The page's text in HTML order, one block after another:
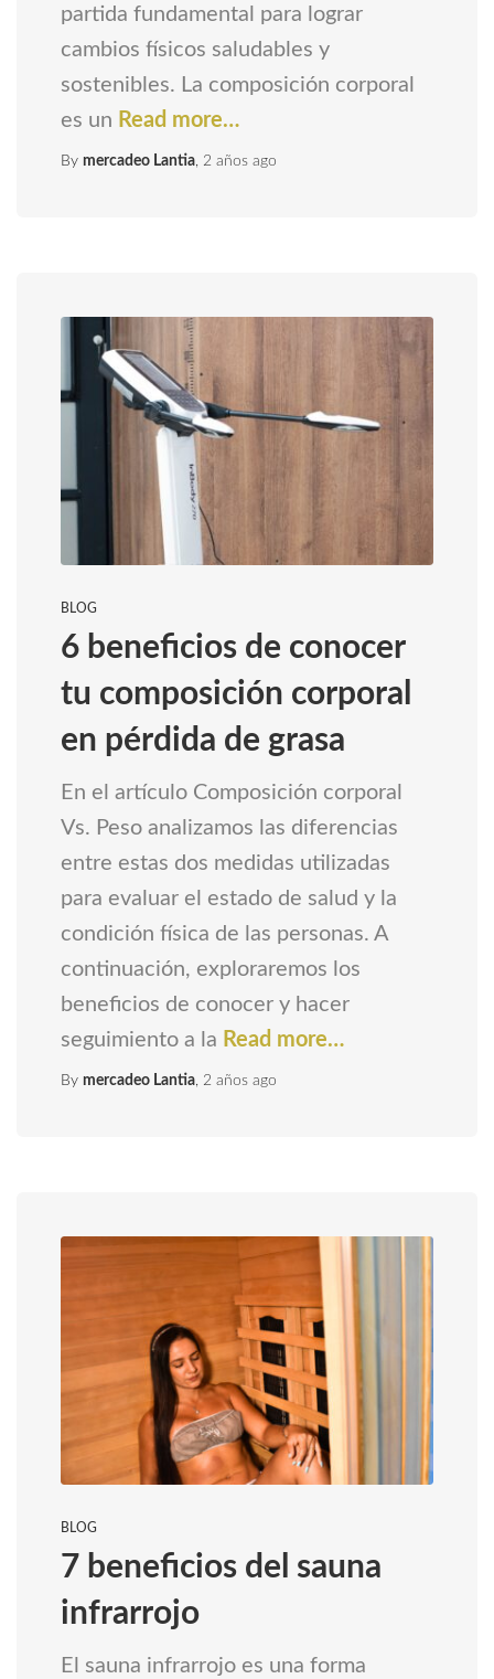
partida fundamental para lograr
cambios físicos saludables y
sostenibles. La composición corporal
es un Read more…
By mercadeo Lantia 2 años ago
BLOG
6 beneficios de conocer
tu composición corporal
en pérdida de grasa
En el artículo Composición corporal
Vs. Peso analizamos las diferencias
entre estas dos medidas utilizadas
para evaluar el estado de salud y la
condición física de las personas. A
continuación, exploraremos los
beneficios de conocer y hacer
seguimiento a la Read more…
By mercadeo Lantia, 2 años ago
BLOG
7 beneficios del sauna
infrarrojo
El sauna infrarrojo es una forma